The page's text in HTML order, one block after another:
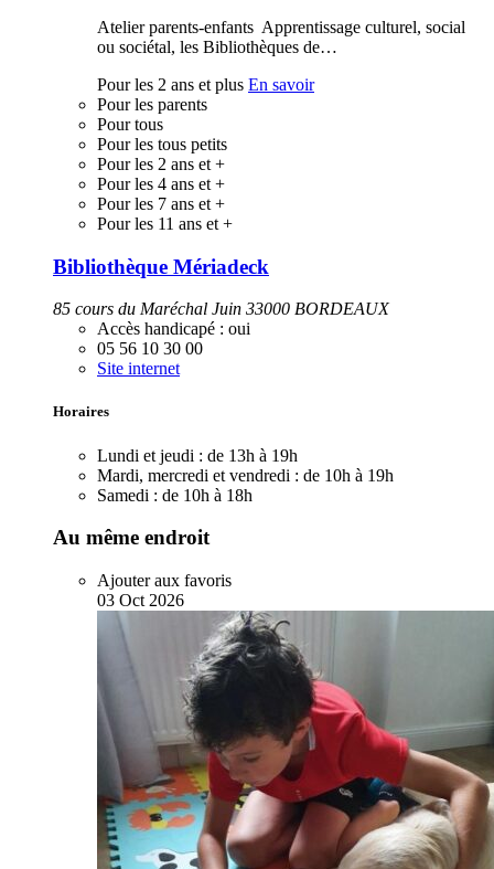
Atelier parents-enfants Apprentissage culturel, social
ou sociétal, les Bibliothèques de…
Pour les 2 ans et plus En savoir
Pour les parents
Pour tous
Pour les tous petits
Pour les 2 ans et +
Pour les 4 ans et +
Pour les 7 ans et +
Pour les 11 ans et +
Bibliothèque Mériadeck
85 cours du Maréchal Juin 33000 BORDEAUX
Accès handicapé : oui
05 56 10 30 00
Site internet
Horaires
Lundi et jeudi : de 13h à 19h
Mardi, mercredi et vendredi : de 10h à 19h
Samedi : de 10h à 18h
Au même endroit
Ajouter aux favoris
03 Oct 2026